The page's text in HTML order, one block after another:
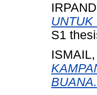
UNTUK
S1
BUANA.